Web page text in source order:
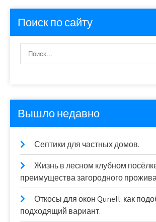
Поиск по сайту
Вышло недавно
Септики для частных домов.
Жизнь в лесном клубном
преимущества загородного
Откосы для окон Qunell: как
подходящий вариант.